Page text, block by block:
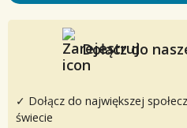
Dołącz do
✓ Dołącz do największej
świecie